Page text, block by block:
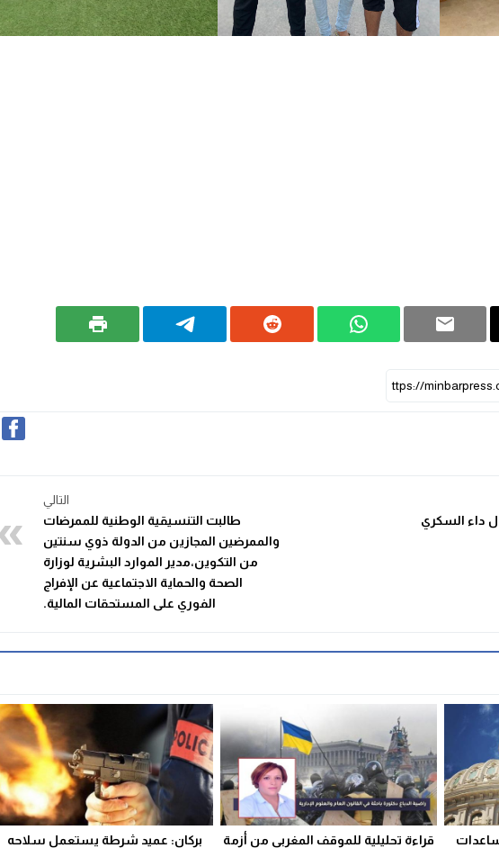
داء السكري
التالي
طالبت التنسيقية الوطنية للممرضات
والممرضين المجازين من الدولة ذوي سنتين
من التكوين،مدير الموارد البشرية لوزارة
الصحة والحماية الاجتماعية عن الإفراج
الفوري على المستحقات المالية.
قراءة تحليلية للموقف المغربي من أزمة بركان: عميد شرطة يستعمل سلاحه